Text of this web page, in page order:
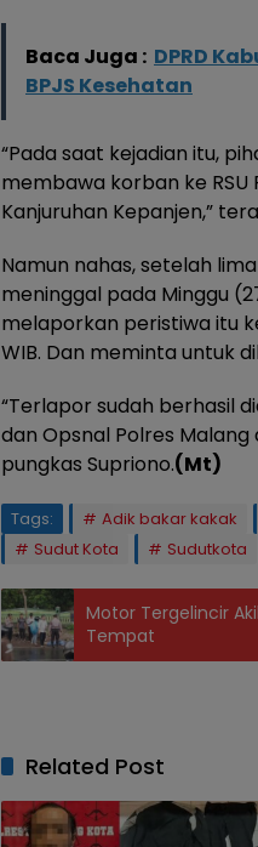
Baca Juga : DPRD
BPJS Kesehatan
“Pada saat kejadian itu,
membawa korban ke RSU
Kanjuruhan Kepanjen,”
Namun nahas, setelah
meninggal pada Minggu
melaporkan peristiwa itu
WIB. Dan meminta untuk
“Terlapor sudah berhasil
dan Opsnal Polres Malang
pungkas Supriono.(Mt)
Tags: Adik bakar kakak
Sudut Kota
Sudutkota
Motor Tergelincir
Tempat
Related Post